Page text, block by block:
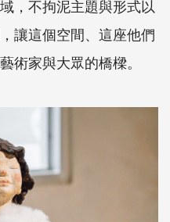
，不拘泥主題與形式以
讓這個空間、這座他們
術家與大眾的橋樑。